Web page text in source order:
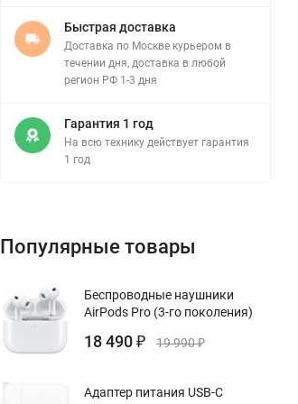
Быстрая доставка
Доставка по Москве курьером в
течении дня, доставка в любой
регион РФ 1-3 дня
Гарантия 1 год
На всю технику действует гарантия
1 год
Популярные товары
Беспроводные наушники
AirPods Pro (3-го поколения)
18 490 ₽ 19 990₽
Адаптер питания USB-C